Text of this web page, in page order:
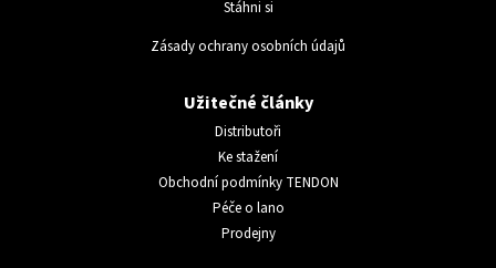
Stáhni si
Zásady ochrany osobních údajů
Užitečné články
Distributoři
Ke stažení
Obchodní podmínky TENDON
Péče o lano
Prodejny